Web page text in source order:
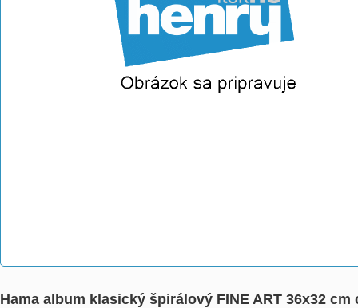
Hama album klasický špirálový FINE ART 36x32 cm